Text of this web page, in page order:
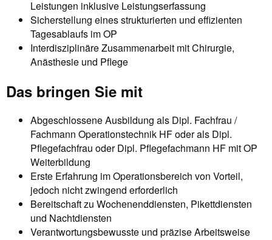
Leistungen inklusive Leistungserfassung
Sicherstellung eines strukturierten und effizienten
Tagesablaufs im OP
Interdisziplinäre Zusammenarbeit mit Chirurgie,
Anästhesie und Pflege
Das bringen Sie mit
Abgeschlossene Ausbildung als Dipl. Fachfrau /
Fachmann Operationstechnik HF oder als Dipl.
Pflegefachfrau oder Dipl. Pflegefachmann HF mit OP
Weiterbildung
Erste Erfahrung im Operationsbereich von Vorteil,
jedoch nicht zwingend erforderlich
Bereitschaft zu Wochenenddiensten, Pikettdiensten
und Nachtdiensten
Verantwortungsbewusste und präzise Arbeitsweise